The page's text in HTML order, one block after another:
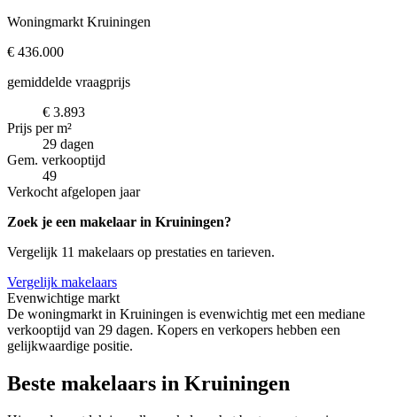
Woningmarkt Kruiningen
€ 436.000
gemiddelde vraagprijs
€ 3.893
Prijs per m²
29 dagen
Gem. verkooptijd
49
Verkocht afgelopen jaar
Zoek je een makelaar in Kruiningen?
Vergelijk 11 makelaars op prestaties en tarieven.
Vergelijk makelaars
Evenwichtige markt
De woningmarkt in Kruiningen is evenwichtig met een mediane
verkooptijd van 29 dagen. Kopers en verkopers hebben een
gelijkwaardige positie.
Beste makelaars in Kruiningen